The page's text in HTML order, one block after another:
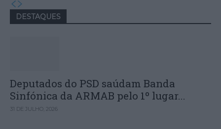
DESTAQUES
Deputados do PSD saúdam Banda
Sinfónica da ARMAB pelo 1º lugar...
31 DE JULHO, 2026